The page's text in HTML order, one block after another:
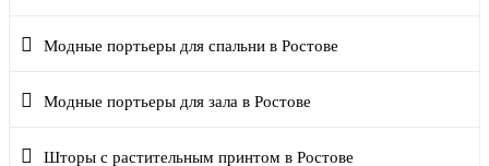
Модные портьеры для спальни в Ростове
Модные портьеры для зала в Ростове
Шторы с растительным принтом в Ростове